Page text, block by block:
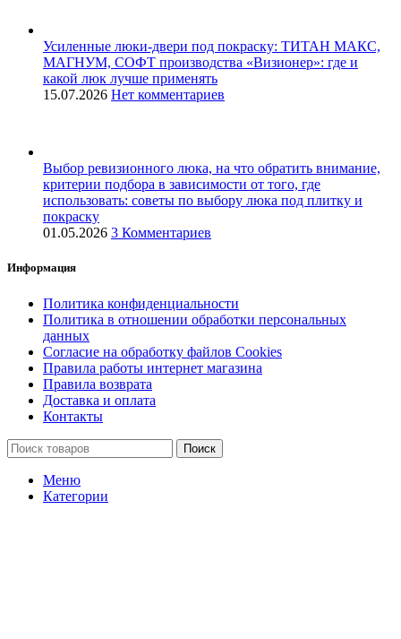
Усиленные люки-двери под покраску: ТИТАН МАКС,
МАГНУМ, СОФТ производства «Визионер»: где и
какой люк лучше применять
15.07.2026 Нет комментариев
Выбор ревизионного люка, на что обратить внимание,
критерии подбора в зависимости от того, где
использовать: советы по выбору люка под плитку и
покраску
01.05.2026 3 Комментариев
Информация
Политика конфиденциальности
Политика в отношении обработки персональных
данных
Согласие на обработку файлов Cookies
Правила работы интернет магазина
Правила возврата
Доставка и оплата
Контакты
Поиск
Меню
Категории